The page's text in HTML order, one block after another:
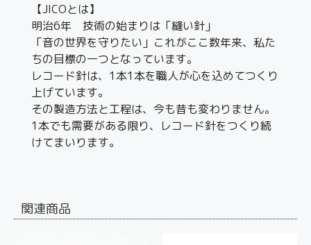
【JICOとは】
明治6年 技術の始まりは「縫い針」
「音の世界を守りたい」これがここ数年来、私た
ちの目標の一つとなっています。
レコード針は、1本1本を職人が心を込めてつくり
上げています。
その製造方法と工程は、今も昔も変わりません。
1本でも需要がある限り、レコード針をつくり続
けてまいります。
関連商品